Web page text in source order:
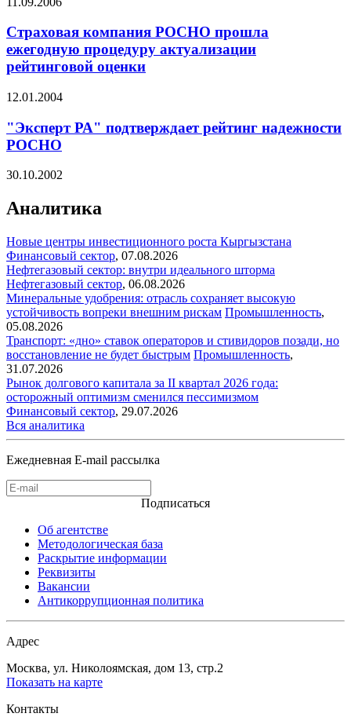
Страховая компания РОСНО прошла
ежегодную процедуру актуализации
рейтинговой оценки
12.01.2004
"Эксперт РА" подтверждает рейтинг надежности
РОСНО
30.10.2002
Аналитика
Новые центры инвестиционного роста Кыргызстана
Финансовый сектор, 07.08.2026
Нефтегазовый сектор: внутри идеального шторма
Нефтегазовый сектор, 06.08.2026
Минеральные удобрения: отрасль сохраняет высокую
устойчивость вопреки внешним рискам Промышленность,
05.08.2026
Транспорт: «дно» ставок операторов и стивидоров позади, но
восстановление не будет быстрым Промышленность,
31.07.2026
Рынок долгового капитала за II квартал 2026 года:
осторожный оптимизм сменился пессимизмом
Финансовый сектор, 29.07.2026
Вся аналитика
Ежедневная E-mail рассылка
Подписаться
Об агентстве
Методологическая база
Раскрытие информации
Реквизиты
Вакансии
Антикоррупционная политика
Адрес
Москва, ул. Николоямская, дом 13, стр.2
Показать на карте
Контакты